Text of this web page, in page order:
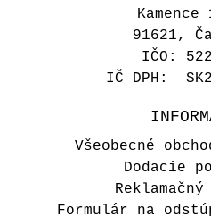
Kamence
91621,
IČO:
IČ DPH:
Všeobecné
Dodacie
Formulár na